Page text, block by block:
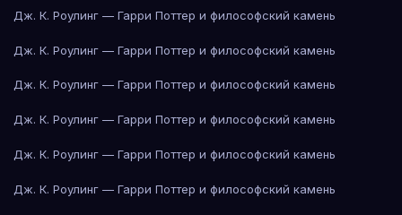
Дж. К. Роулинг — Гарри Поттер и философский камень
Дж. К. Роулинг — Гарри Поттер и философский камень
Дж. К. Роулинг — Гарри Поттер и философский камень
Дж. К. Роулинг — Гарри Поттер и философский камень
Дж. К. Роулинг — Гарри Поттер и философский камень
Дж. К. Роулинг — Гарри Поттер и философский камень